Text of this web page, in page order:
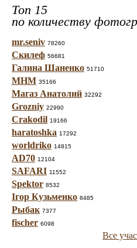
Топ 15
по количеству
mr.seniv 78260
Скилеф 56681
Галина Шаненко 51710
МНМ 35166
Магаз Анатолий 32292
Grozniy 22990
Crakodil 19166
haratoshka 17292
worldriko 14815
AD70 12104
SAFARI 11552
Spektor 8532
Ігор Кузьменко 8485
Рыбак 7377
fischer 6098
Все